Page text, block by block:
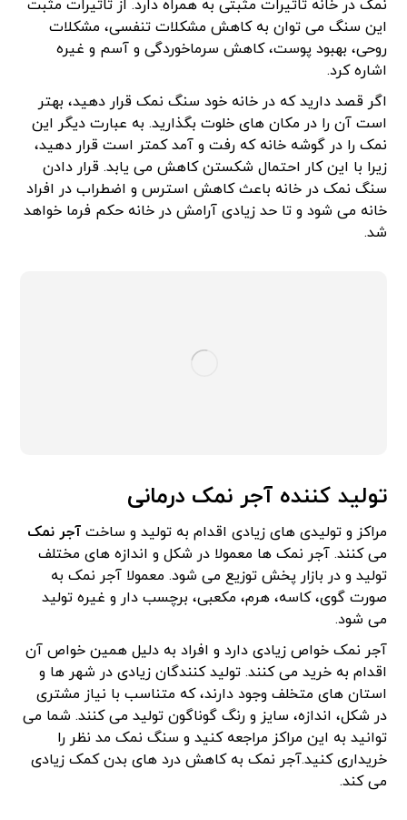
نمک در خانه تاثیرات مثبتی به همراه دارد. از تاثیرات مثبت
این سنگ می توان به کاهش مشکلات تنفسی، مشکلات
روحی، بهبود پوست، کاهش سرماخوردگی و آسم و غیره
اشاره کرد.
اگر قصد دارید که در خانه خود سنگ نمک قرار دهید، بهتر
است آن را در مکان های خلوت بگذارید. به عبارت دیگر این
نمک را در گوشه خانه که رفت و آمد کمتر است قرار دهید،
زیرا با این کار احتمال شکستن کاهش می یابد. قرار دادن
سنگ نمک در خانه باعث کاهش استرس و اضطراب در افراد
خانه می شود و تا حد زیادی آرامش در خانه حکم فرما خواهد
شد.
تولید کننده آجر نمک درمانی
مراکز و تولیدی های زیادی اقدام به تولید و ساختآجر نمک
می کنند. آجر نمک ها معمولا در شکل و اندازه های مختلف
تولید و در بازار پخش توزیع می شود. معمولا آجر نمک به
صورت گوی، کاسه، هرم، مکعبی، برچسب دار و غیره تولید
می شود.
آجر نمک خواص زیادی دارد و افراد به دلیل همین خواص آن
اقدام به خرید می کنند. تولید کنندگان زیادی در شهر ها و
استان های متخلف وجود دارند، که متناسب با نیاز مشتری
در شکل، اندازه، سایز و رنگ گوناگون تولید می کنند. شما می
توانید به این مراکز مراجعه کنید و سنگ نمک مد نظر را
خریداری کنید.آجر نمک به کاهش درد های بدن کمک زیادی
می کند.